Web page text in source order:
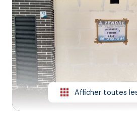
Contact
Afficher toutes